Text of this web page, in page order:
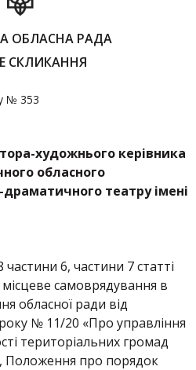
ОБЛАСНА РАДА
СКЛИКАННЯ
№ 353
художнього керівника
обласного
театру імені
6, частини 7 статті
самоврядування в
обласної ради від
№ 11/20 «Про управління
територіальних громад
Положення про порядок